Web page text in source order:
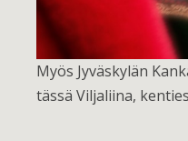
Myös Jyväskylän
tässä Viljaliina,